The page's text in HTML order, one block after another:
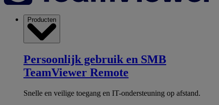
Producten
Persoonlijk gebruik en SMB
TeamViewer Remote
Snelle en veilige toegang en IT-ondersteuning op afstand.